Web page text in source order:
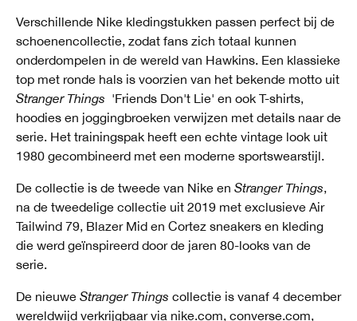
Verschillende Nike kledingstukken passen perfect bij de
schoenencollectie, zodat fans zich totaal kunnen
onderdompelen in de wereld van Hawkins. Een klassieke
top met ronde hals is voorzien van het bekende motto uit
Stranger Things 'Friends Don't Lie' en ook T-shirts,
hoodies en joggingbroeken verwijzen met details naar de
serie. Het trainingspak heeft een echte vintage look uit
1980 gecombineerd met een moderne sportswearstijl.
De collectie is de tweede van Nike en Stranger Things,
na de tweedelige collectie uit 2019 met exclusieve Air
Tailwind 79, Blazer Mid en Cortez sneakers en kleding
die werd geïnspireerd door de jaren 80-looks van de
serie.
De nieuwe Stranger Things collectie is vanaf 4 december
wereldwijd verkrijgbaar via nike.com, converse.com,